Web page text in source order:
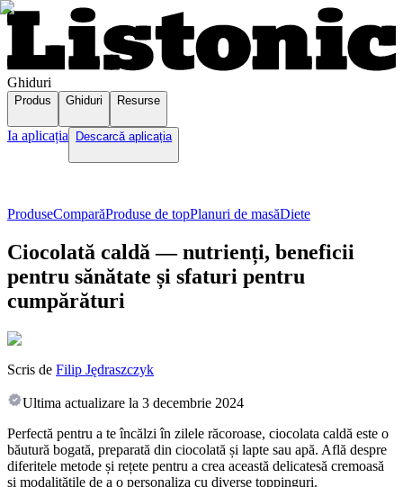
Ghiduri
Produs Ghiduri Resurse
Ia aplicația Descarcă aplicația
ProduseComparăProduse de topPlanuri de masăDiete
Ciocolată caldă — nutrienți, beneficii
pentru sănătate și sfaturi pentru
cumpărături
Scris de Filip Jędraszczyk
Ultima actualizare la 3 decembrie 2024
Perfectă pentru a te încălzi în zilele răcoroase, ciocolata caldă este o
băutură bogată, preparată din ciocolată și lapte sau apă. Află despre
diferitele metode și rețete pentru a crea această delicatesă cremoasă
și modalitățile de a o personaliza cu diverse toppinguri.